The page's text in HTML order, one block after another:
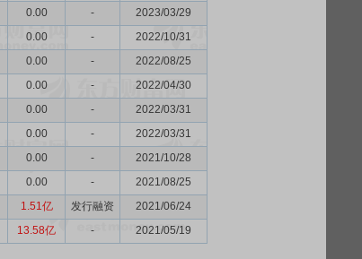
0.00 -
2023/03/29
0.00 -
2022/10/31
0.00 -
2022/08/25
0.00 -
2022/04/30
0.00 -
2022/03/31
0.00 -
2022/03/31
0.00 -
2021/10/28
0.00 -
2021/08/25
1.51亿 发行融资
2021/06/24
13.58亿 - 2021/05/19